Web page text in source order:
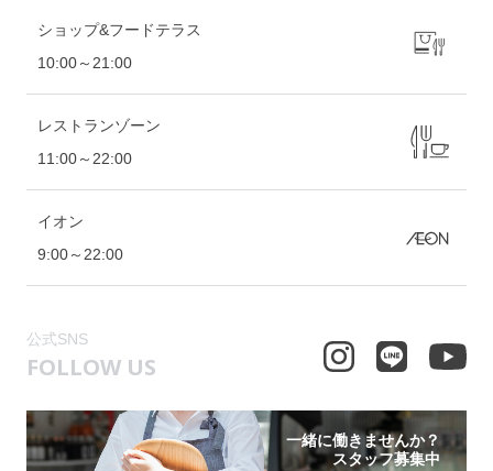
ショップ&フードテラス
10:00～21:00
レストランゾーン
11:00～22:00
イオン
9:00～22:00
公式SNS
FOLLOW US
一緒に働きませんか？
スタッフ募集中